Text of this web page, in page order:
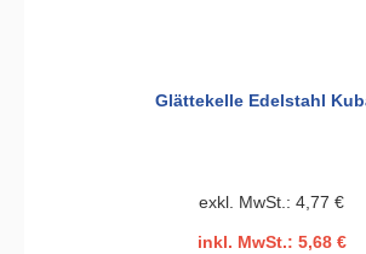
Glättekelle Edelstahl
exkl. MwSt.: 4,77 €
inkl. MwSt.: 5,68 €